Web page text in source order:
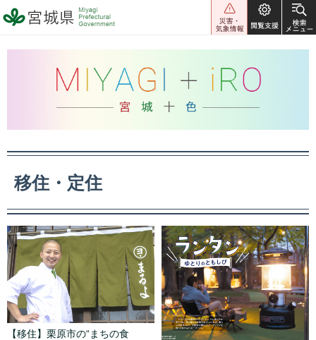
宮城県 Miyagi Prefectural
Government
移住・定住
【移住】栗原市の“まちの食